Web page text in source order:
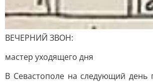
ВЕЧЕРНИЙ ЗВОН:
мастер уходящего дня
В Севастополе на следующий день